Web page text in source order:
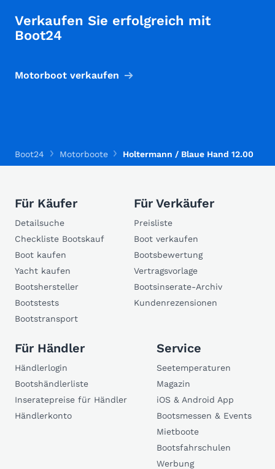
Verkaufen Sie erfolgreich mit
Boot24
Motorboot verkaufen
Boot24 Motorboote Holtermann / Blaue Hand 12.00
Für Käufer
Detailsuche
Checkliste Bootskauf
Boot kaufen
Yacht kaufen
Bootshersteller
Bootstests
Bootstransport
Für Verkäufer
Preisliste
Boot verkaufen
Bootsbewertung
Vertragsvorlage
Bootsinserate-Archiv
Kundenrezensionen
Für Händler
Händlerlogin
Bootshändlerliste
Inseratepreise für Händler
Händlerkonto
Service
Seetemperaturen
Magazin
iOS & Android App
Bootsmessen & Events
Mietboote
Bootsfahrschulen
Werbung